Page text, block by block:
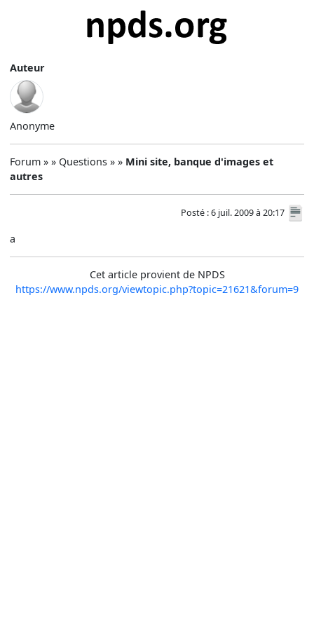
Auteur
Anonyme
Forum » » Questions » » Mini site, banque d'images et
autres
Posté : 6 juil. 2009 à 20:17
a
Cet article provient de NPDS
https://www.npds.org/viewtopic.php?topic=21621&forum=9